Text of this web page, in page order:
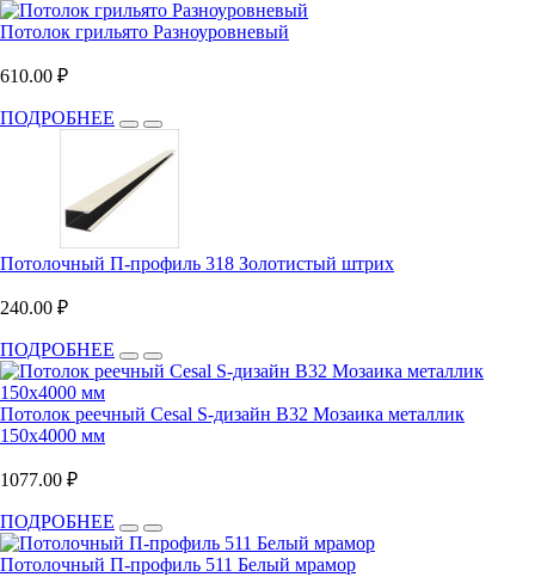
Потолок грильято Разноуровневый
610.00 ₽
ПОДРОБНЕЕ
Потолочный П-профиль 318 Золотистый штрих
240.00 ₽
ПОДРОБНЕЕ
Потолок реечный Cesal S-дизайн B32 Мозаика металлик
150х4000 мм
1077.00 ₽
ПОДРОБНЕЕ
Потолочный П-профиль 511 Белый мрамор